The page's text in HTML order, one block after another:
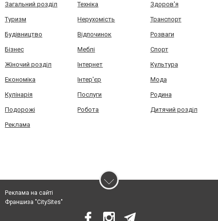
Загальний розділ Техніка Здоров'я
Туризм Нерухомість Транспорт
Будівництво Відпочинок Розваги
Бізнес Меблі Спорт
Жіночий розділ Інтернет Культура
Економіка Інтер'єр Мода
Кулінарія Послуги Родина
Подорожі Робота Дитячий розділ
Реклама
Реклама на сайті
Франшиза "CitySites"